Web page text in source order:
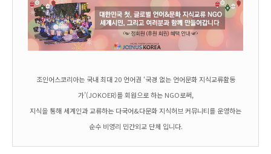
조인어스코리아는 국내 최대 20 언어권 ‘국경 없는 언어문화 지식교류활동
가’(JOKOER)를 회원으로 하는 NGO로써,
지식을 통해 세계인과 교류하는 다국어&다문화 지식허브 커뮤니티를 운영하는
순수 비영리 민간외교 단체 입니다.